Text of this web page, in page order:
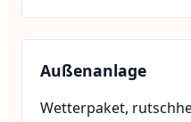
Außenanlage
Wetterpaket,